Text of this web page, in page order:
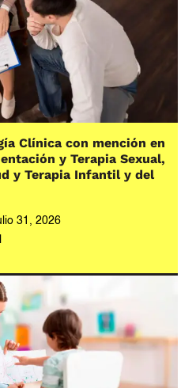
Clínica con mención en
y Terapia Sexual,
y Terapia Infantil y del
31, 2026